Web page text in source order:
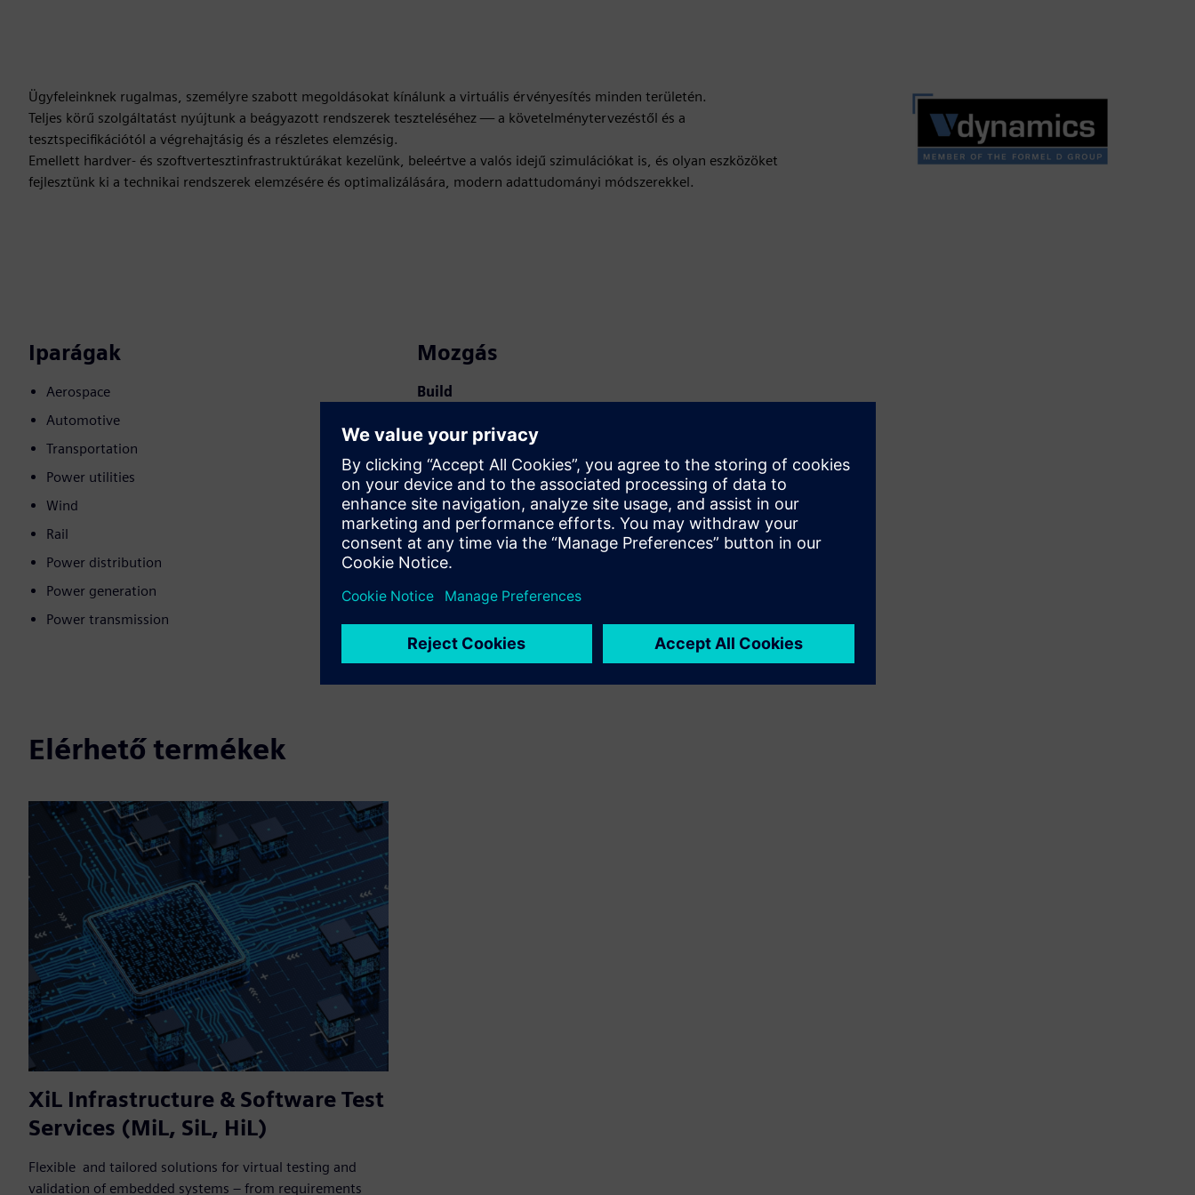
Ügyfeleinknek rugalmas, személyre szabott megoldásokat kínálunk a virtuális érvényesítés minden területén.
Teljes körű szolgáltatást nyújtunk a beágyazott rendszerek teszteléséhez — a követelménytervezéstől és a
tesztspecifikációtól a végrehajtásig és a részletes elemzésig.
Emellett hardver- és szoftvertesztinfrastruktúrákat kezelünk, beleértve a valós idejű szimulációkat is, és olyan eszközöket
fejlesztünk ki a technikai rendszerek elemzésére és optimalizálására, modern adattudományi módszerekkel.
Iparágak
Aerospace
Automotive
Transportation
Power utilities
Wind
Rail
Power distribution
Power generation
Power transmission
Mozgás
Build
teremékkínálatát a Siemens Xcelerator termékre /
megoldásra építve, illetve új megoldást hoz létre ügyfelek
számára a Siemens Xcelerator termék és a saját termék
integrálásával
Elérhető termékek
XiL Infrastructure & Software Test
Services (MiL, SiL, HiL)
Flexible and tailored solutions for virtual testing and
validation of embedded systems – from requirements